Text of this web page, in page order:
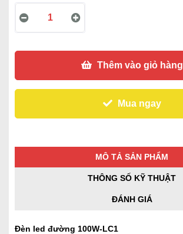
Thêm vào giỏ hàng
Mua ngay
MÔ TẢ SẢN PHẨM
THÔNG SỐ KỸ THUẬT
ĐÁNH GIÁ
Đèn led đường 100W-LC1